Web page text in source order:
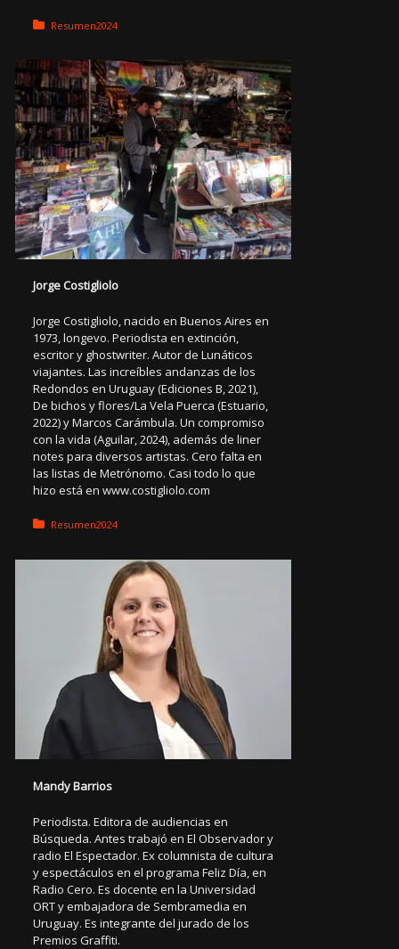
Posted in:
Resumen2024
Jorge Costigliolo
Jorge Costigliolo, nacido en Buenos Aires en
1973, longevo. Periodista en extinción,
escritor y ghostwriter. Autor de Lunáticos
viajantes. Las increíbles andanzas de los
Redondos en Uruguay (Ediciones B, 2021),
De bichos y flores/La Vela Puerca (Estuario,
2022) y Marcos Carámbula. Un compromiso
con la vida (Aguilar, 2024), además de liner
notes para diversos artistas. Cero falta en
las listas de Metrónomo. Casi todo lo que
hizo está en www.costigliolo.com
Posted in:
Resumen2024
Mandy Barrios
Periodista. Editora de audiencias en
Búsqueda. Antes trabajó en El Observador y
radio El Espectador. Ex columnista de cultura
y espectáculos en el programa Feliz Día, en
Radio Cero. Es docente en la Universidad
ORT y embajadora de Sembramedia en
Uruguay. Es integrante del jurado de los
Premios Graffiti.